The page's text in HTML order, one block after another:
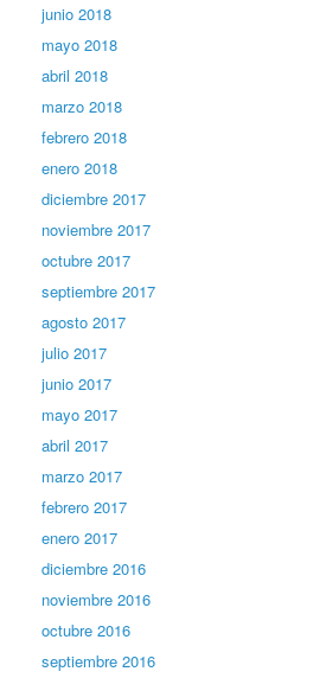
junio 2018
mayo 2018
abril 2018
marzo 2018
febrero 2018
enero 2018
diciembre 2017
noviembre 2017
octubre 2017
septiembre 2017
agosto 2017
julio 2017
junio 2017
mayo 2017
abril 2017
marzo 2017
febrero 2017
enero 2017
diciembre 2016
noviembre 2016
octubre 2016
septiembre 2016